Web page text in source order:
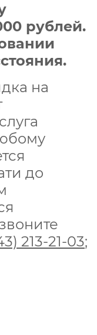
рублей.
на
до
213-21-03;